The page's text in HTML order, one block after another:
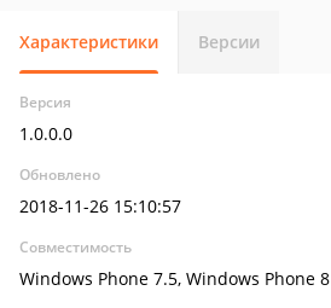
Характеристики Версии
Версия
1.0.0.0
Обновлено
2018-11-26 15:10:57
Совместимость
Windows Phone 7.5, Windows Phone 8